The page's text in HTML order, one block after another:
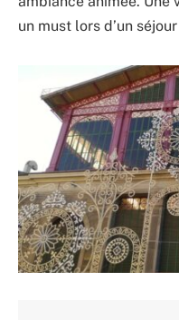
un must lors d’un